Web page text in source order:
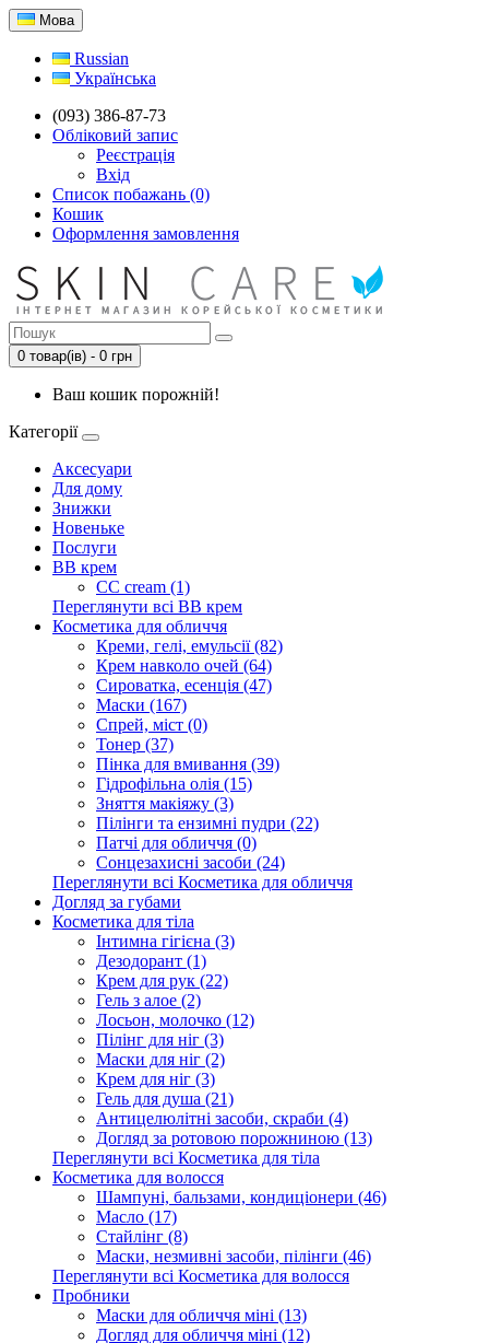
Мова
Russian
Українська
(093) 386-87-73
Обліковий запис
Реєстрація
Вхід
Список побажань (0)
Кошик
Оформлення замовлення
0 товар(ів) - 0 грн
Ваш кошик порожній!
Категорії
Аксесуари
Для дому
Знижки
Новеньке
Послуги
BB крем
CC cream (1)
Переглянути всі BB крем
Косметика для обличчя
Креми, гелі, емульсії (82)
Крем навколо очей (64)
Сироватка, есенція (47)
Маски (167)
Спрей, міст (0)
Тонер (37)
Пінка для вмивання (39)
Гідрофільна олія (15)
Зняття макіяжу (3)
Пілінги та ензимні пудри (22)
Патчі для обличчя (0)
Сонцезахисні засоби (24)
Переглянути всі Косметика для обличчя
Догляд за губами
Косметика для тіла
Інтимна гігієна (3)
Дезодорант (1)
Крем для рук (22)
Гель з алое (2)
Лосьон, молочко (12)
Пілінг для ніг (3)
Маски для ніг (2)
Крем для ніг (3)
Гель для душа (21)
Антицелюлітні засоби, скраби (4)
Догляд за ротовою порожниною (13)
Переглянути всі Косметика для тіла
Косметика для волосся
Шампуні, бальзами, кондиціонери (46)
Масло (17)
Стайлінг (8)
Маски, незмивні засоби, пілінги (46)
Переглянути всі Косметика для волосся
Пробники
Маски для обличчя міні (13)
Догляд для обличчя міні (12)